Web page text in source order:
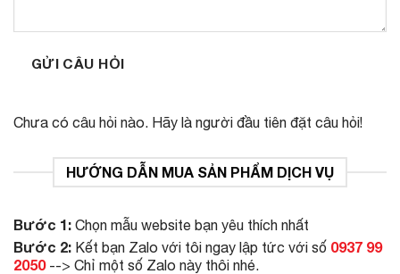
GỬI CÂU HỎI
Chưa có câu hỏi nào. Hãy là người đầu tiên đặt câu hỏi!
HƯỚNG DẪN MUA SẢN PHẨM DỊCH VỤ
Bước 1: Chọn mẫu website bạn yêu thích nhất
Bước 2: Kết bạn Zalo với tôi ngay lập tức với số 0937 99
2050--> Chỉ một số Zalo này thôi nhé.